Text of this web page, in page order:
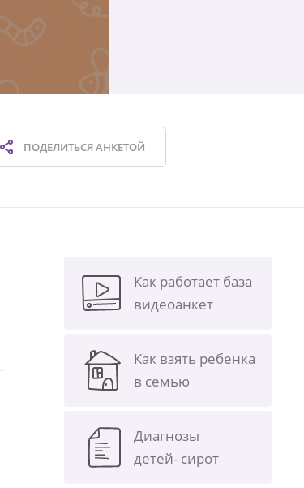
ПОДЕЛИТЬСЯАНКЕТОЙ
Как работает база
видеоанкет
Как взять ребенка
в семью
Диагнозы
детей- сирот